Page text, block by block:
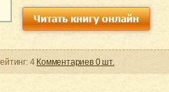
Читать книгу онлайн
4 Комментариев 0шт.